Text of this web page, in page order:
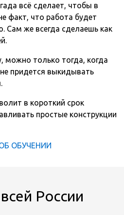
всё сделает, чтобы в
факт, что работа будет
Сам же всегда сделаешь как
можно только тогда, когда
придется выкидывать
в короткий срок
простые конструкции
ОБУЧЕНИИ
России